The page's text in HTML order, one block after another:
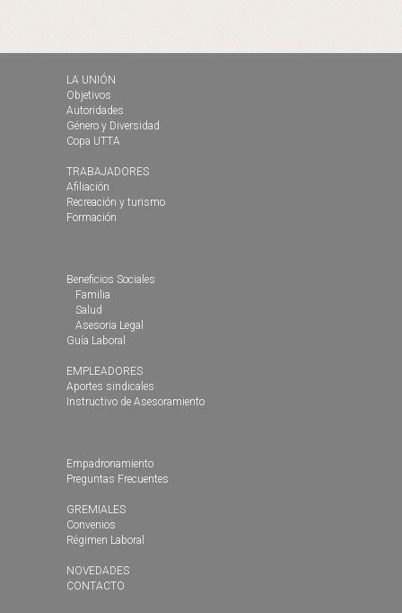
LA UNIÓN
Objetivos
Autoridades
Género y Diversidad
Copa UTTA
TRABAJADORES
Afiliación
Recreación y turismo
Formación
Beneficios Sociales
Familia
Salud
Asesoria Legal
Guía Laboral
EMPLEADORES
Aportes sindicales
Instructivo de Asesoramiento
Empadronamiento
Preguntas Frecuentes
GREMIALES
Convenios
Régimen Laboral
NOVEDADES
CONTACTO